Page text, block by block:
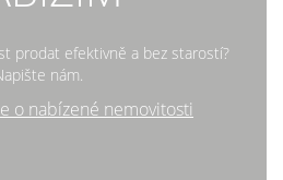
prodat efektivně a bez starostí?
nám.
o nabízené nemovitosti